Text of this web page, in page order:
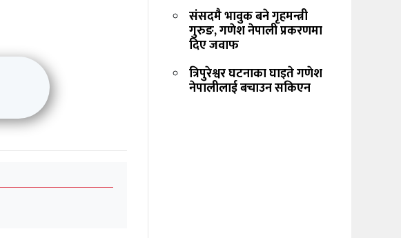
संसदमै भावुक बने गृहमन्त्री
गुरुङ, गणेश नेपाली प्रकरणमा
दिए जवाफ
त्रिपुरेश्वर घटनाका घाइते गणेश
नेपालीलाई बचाउन सकिएन